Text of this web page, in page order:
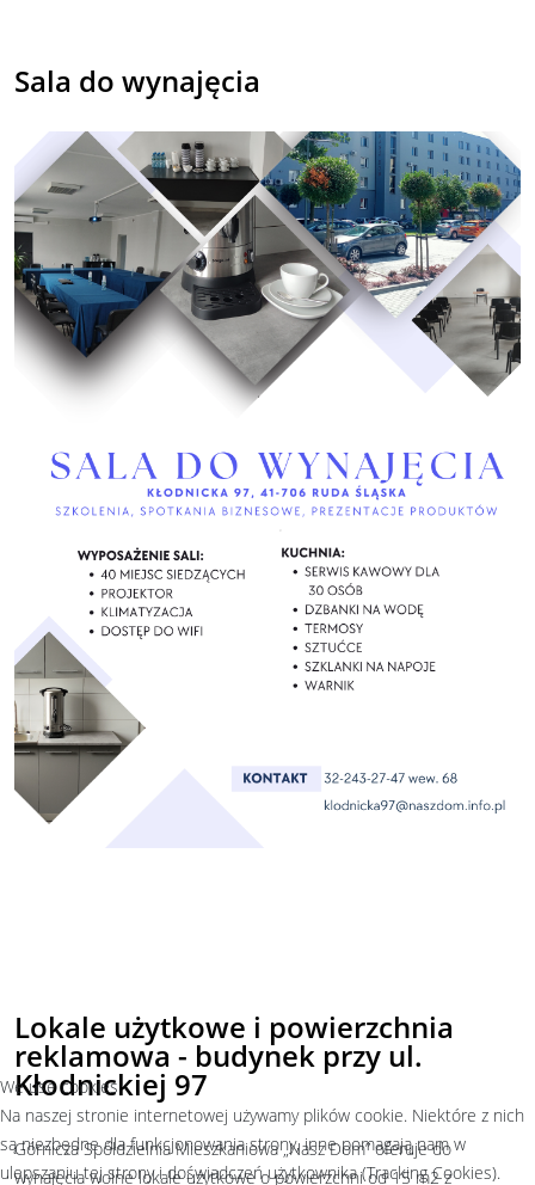
Sala do wynajęcia
Lokale użytkowe i powierzchnia
reklamowa - budynek przy ul.
Kłodnickiej 97
Górnicza Spółdzielnia Mieszkaniowa „Nasz Dom” oferuje do
wynajęcia wolne lokale użytkowe o powierzchni od 15 m2 z
We use cookies
Na naszej stronie internetowej używamy plików cookie. Niektóre z nich
są niezbędne dla funkcjonowania strony, inne pomagają nam w
ulepszaniu tej strony i doświadczeń użytkownika (Tracking Cookies).